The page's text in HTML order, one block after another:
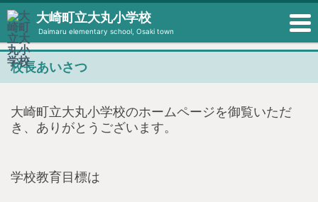
大崎町立大丸小学校
Daimaru elementary school, Osaki town
校長あいさつ
大崎町立大丸小学校のホームページを御覧いただ
き、ありがとうございます。
学校教育目標は